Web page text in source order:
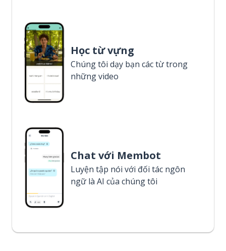
Học từ vựng
Chúng tôi dạy bạn các từ trong
những video
Chat với Membot
Luyện tập nói với đối tác ngôn
ngữ là AI của chúng tôi